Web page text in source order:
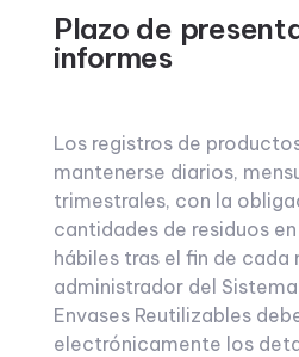
Plazo de
informes
Los registros de
mantenerse diarios,
trimestrales, con la
cantidades de residuos
hábiles tras el fin de cada
administrador del
Envases Reutilizables
electrónicamente los